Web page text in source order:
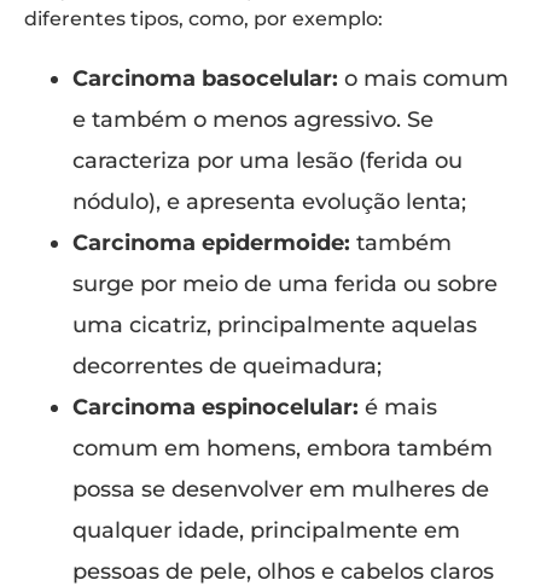
diferentes tipos, como, por exemplo:
Carcinoma basocelular: o mais comum
e também o menos agressivo. Se
caracteriza por uma lesão (ferida ou
nódulo), e apresenta evolução lenta;
Carcinoma epidermoide: também
surge por meio de uma ferida ou sobre
uma cicatriz, principalmente aquelas
decorrentes de queimadura;
Carcinoma espinocelular: é mais
comum em homens, embora também
possa se desenvolver em mulheres de
qualquer idade, principalmente em
pessoas de pele, olhos e cabelos claros